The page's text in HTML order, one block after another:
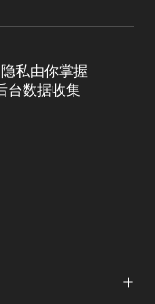
私由你掌握
台数据收集